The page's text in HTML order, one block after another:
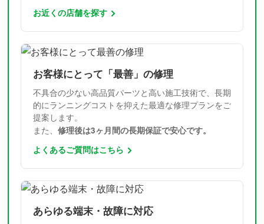
お近くの店舗を探す
お客様にとって「最善」の修理
不具合の少ない高品質パーツと高い施工技術で、長期
的にランニングコストを抑えた最適な修理プランをご
提案します。
また、 修理後は3ヶ月間の長期保証で安心です。
よくあるご質問はこちら
あらゆる端末・故障に対応